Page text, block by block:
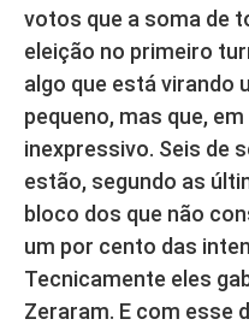
votos que a soma de
eleição no primeiro
algo que está virando
pequeno, mas que,
inexpressivo. Seis de
estão, segundo as
bloco dos que não
um por cento das
Tecnicamente eles
Zeraram. E com esse